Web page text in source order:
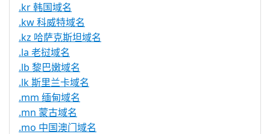
.kr 韩国域名
.kw 科威特域名
.kz 哈萨克斯坦域名
.la 老挝域名
.lb 黎巴嫩域名
.lk 斯里兰卡域名
.mm 缅甸域名
.mn 蒙古域名
.mo 中国澳门域名